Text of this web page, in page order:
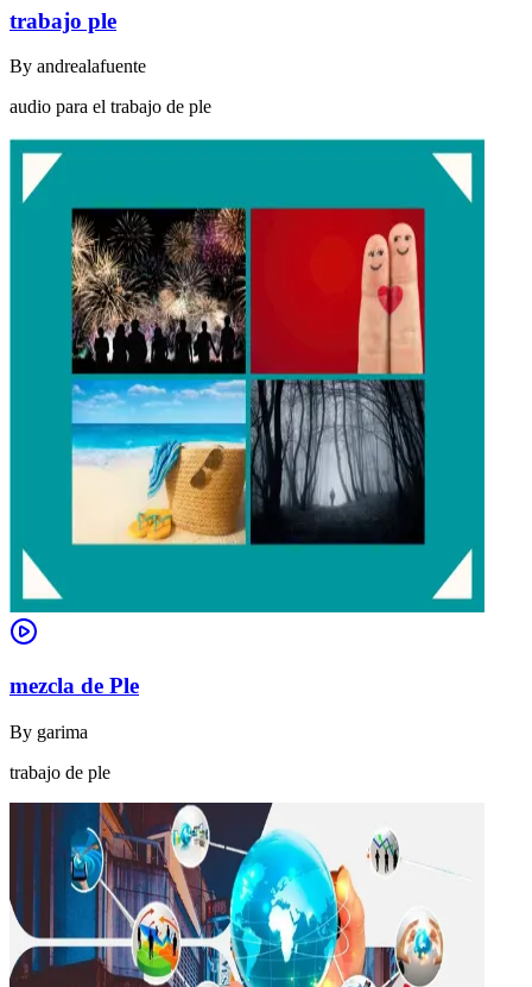
trabajo ple
By andrealafuente
audio para el trabajo de ple
mezcla de Ple
By garima
trabajo de ple